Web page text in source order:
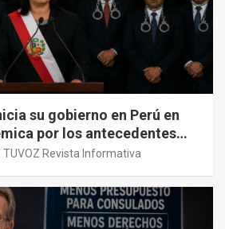
su gobierno en Perú en
por los antecedentes
de su primer gabinete ministerial.
TUVOZ Revista Informativa